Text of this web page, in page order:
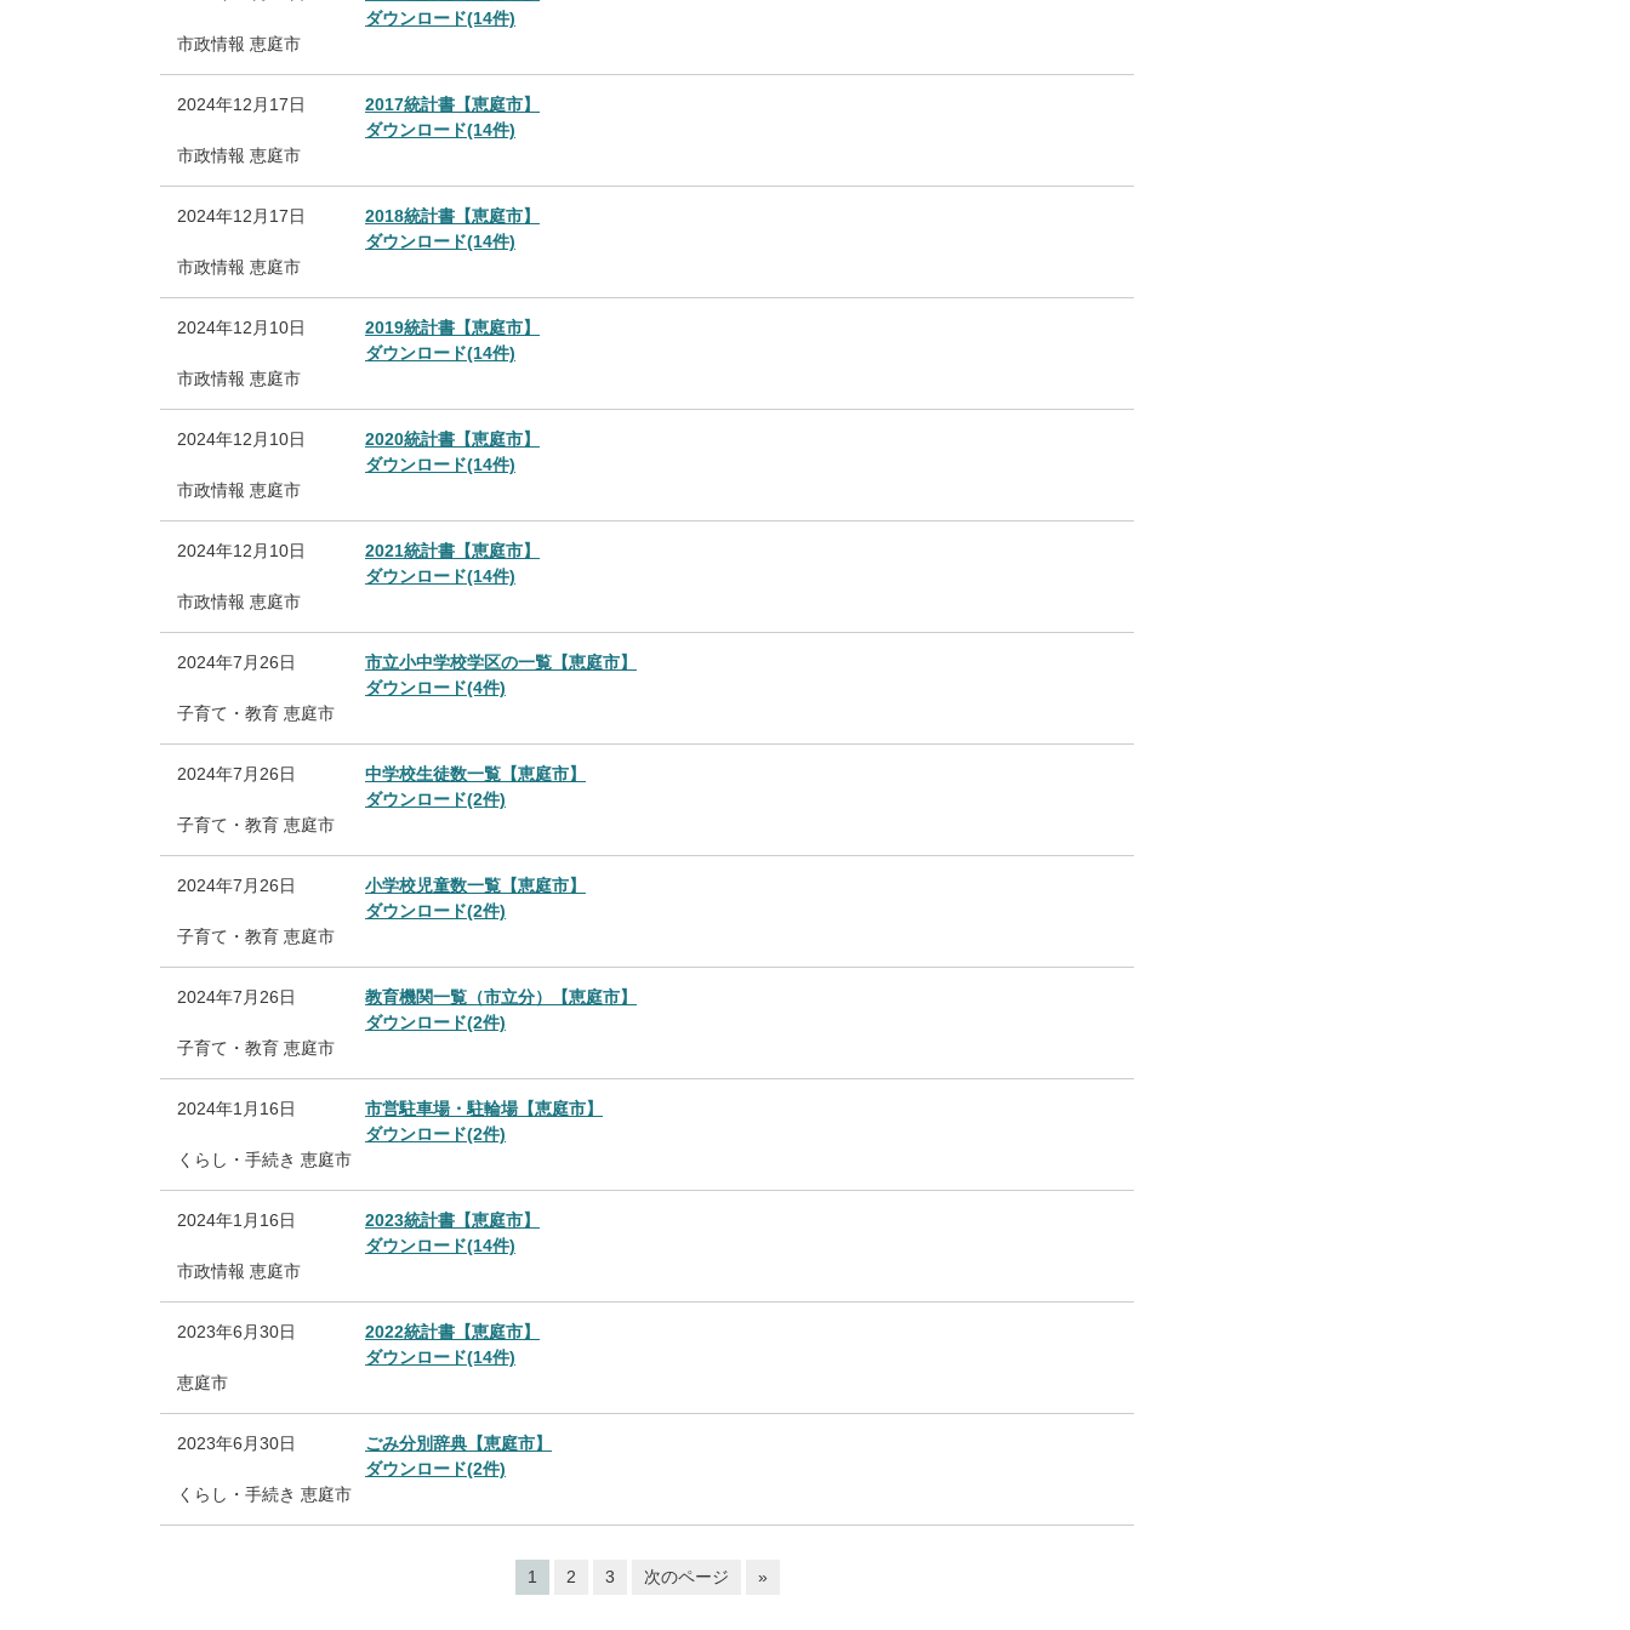
ダウンロード(14件)
市政情報 恵庭市
2024年12月17日
2017統計書【恵庭市】
ダウンロード(14件)
市政情報 恵庭市
2024年12月17日
2018統計書【恵庭市】
ダウンロード(14件)
市政情報 恵庭市
2024年12月10日
2019統計書【恵庭市】
ダウンロード(14件)
市政情報 恵庭市
2024年12月10日
2020統計書【恵庭市】
ダウンロード(14件)
市政情報 恵庭市
2024年12月10日
2021統計書【恵庭市】
ダウンロード(14件)
市政情報 恵庭市
2024年7月26日
市立小中学校学区の一覧【恵庭市】
ダウンロード(4件)
子育て・教育 恵庭市
2024年7月26日
中学校生徒数一覧【恵庭市】
ダウンロード(2件)
子育て・教育 恵庭市
2024年7月26日
小学校児童数一覧【恵庭市】
ダウンロード(2件)
子育て・教育 恵庭市
2024年7月26日
教育機関一覧（市立分）【恵庭市】
ダウンロード(2件)
子育て・教育 恵庭市
2024年1月16日
市営駐車場・駐輪場【恵庭市】
ダウンロード(2件)
くらし・手続き 恵庭市
2024年1月16日
2023統計書【恵庭市】
ダウンロード(14件)
市政情報 恵庭市
2023年6月30日
2022統計書【恵庭市】
ダウンロード(14件)
恵庭市
2023年6月30日
ごみ分別辞典【恵庭市】
ダウンロード(2件)
くらし・手続き 恵庭市
1 2 3 次のページ »